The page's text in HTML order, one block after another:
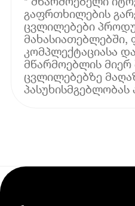
გაფრთხილების
ცვლილებები
მახასიათებლებში,
კომპლექტაციასა
მწარმოებლის
ცვლილებებზე
პასუხისმგებლობას